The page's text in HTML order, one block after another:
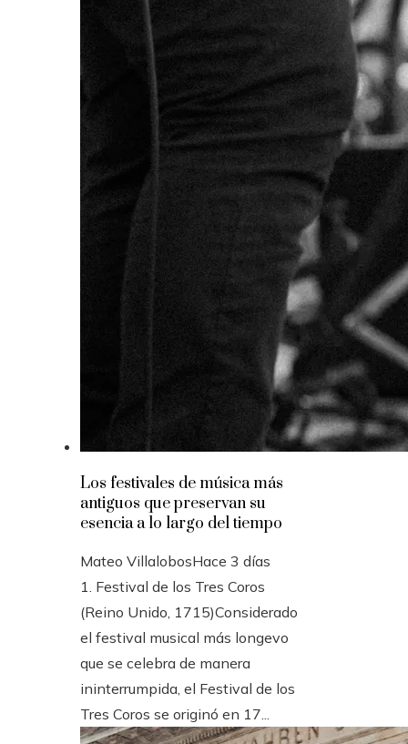
Los festivales de música más
antiguos que preservan su
esencia a lo largo del tiempo
Mateo VillalobosHace 3 días
1. Festival de los Tres Coros
(Reino Unido, 1715)Considerado
el festival musical más longevo
que se celebra de manera
ininterrumpida, el Festival de los
Tres Coros se originó en 17...